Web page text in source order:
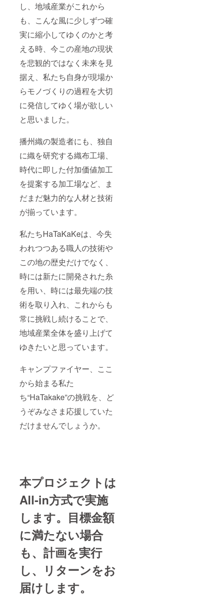
し、地域産業がこれから
も、こんな風に少しずつ確
実に縮小してゆくのかと考
える時、今この産地の現状
を悲観的ではなく未来を見
据え、私たち自身が現場か
らモノづくりの過程を大切
に発信してゆく場が欲しい
と思いました。
播州織の製造者にも、独自
に織を研究する織布工場、
時代に即した付加価値加工
を提案する加工場など、ま
だまだ魅力的な人材と技術
が揃っています。
私たちHaTaKaKeは、今失
われつつある職人の技術や
この地の歴史だけでなく、
時には新たに開発された糸
を用い、時には最先端の技
術を取り入れ、これからも
常に挑戦し続けることで、
地域産業全体を盛り上げて
ゆきたいと思っています。
キャンプファイヤー、ここ
から始まる私た
ち“HaTakake”の挑戦を、ど
うぞみなさま応援していた
だけませんでしょうか。
本プロジェクトは
All-in方式で実施
します。目標金額
に満たない場合
も、計画を実行
し、リターンをお
届けします。